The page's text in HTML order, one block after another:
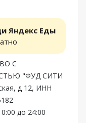
Яндекс Еды
С
"ФУД СИТИ
д 12, ИНН
до 24:00